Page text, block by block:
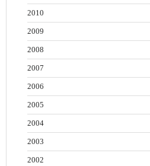
2010
2009
2008
2007
2006
2005
2004
2003
2002